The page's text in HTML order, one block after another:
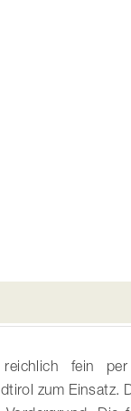
fein per
zum Einsatz.